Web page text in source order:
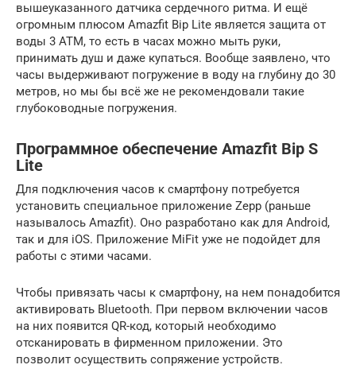
вышеуказанного датчика сердечного ритма. И ещё
огромным плюсом Amazfit Bip Lite является защита от
воды 3 ATM, то есть в часах можно мыть руки,
принимать душ и даже купаться. Вообще заявлено, что
часы выдерживают погружение в воду на глубину до 30
метров, но мы бы всё же не рекомендовали такие
глубоководные погружения.
Программное обеспечение Amazfit Bip S
Lite
Для подключения часов к смартфону потребуется
установить специальное приложение Zepp (раньше
называлось Amazfit). Оно разработано как для Android,
так и для iOS. Приложение MiFit уже не подойдет для
работы с этими часами.
Чтобы привязать часы к смартфону, на нем понадобится
активировать Bluetooth. При первом включении часов
на них появится QR-код, который необходимо
отсканировать в фирменном приложении. Это
позволит осуществить сопряжение устройств.